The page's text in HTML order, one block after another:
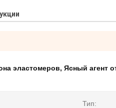
эластомеров, Ясный агент
Тип: